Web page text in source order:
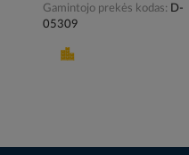
Gamintojo prekės kodas
D-
05309